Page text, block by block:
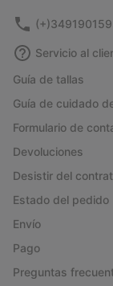
Servicio al
Guía de tallas
Guía de cuidado
Formulario de
Devoluciones
Desistir del
Estado del pedido
Envío
Pago
Preguntas